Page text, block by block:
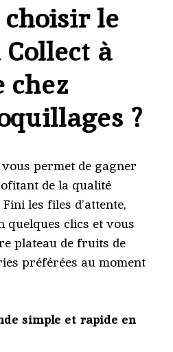
le
à
chez
?
permet de gagner
de la qualité
les files d’attente,
quelques clics et vous
plateau de fruits de
préférées au moment
simple et rapide en